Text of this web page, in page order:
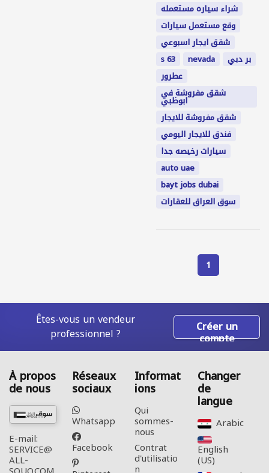
شراء سياره مستعمله
وقع مستعمل سيارات
شقق ايجار اسبوعي
s 63
nevada
بر دبي
عطرور
شقق مفروشة في
ابوظبي
شقق مفروشة للايجار
فندق للايجار اليومي
سيارات رخيصه جدا
auto uae
bayt jobs dubai
سوق العراق للعقارات
1
Êtes-vous un vendeur
professionnel ? Créer un
compte
À propos
de nous
E-mail:
SERVICE@
ALL-
Réseaux
sociaux
Whatsapp
Facebook
Informat
ions
Qui
sommes-
nous
Contrat
d'utilisatio
n
Changer
de
langue
Arabic‎
English
(US)‎